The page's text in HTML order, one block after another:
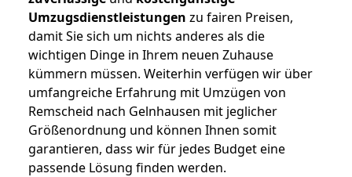
Umzugsdienstleistungen zu fairen Preisen,
damit Sie sich um nichts anderes als die
wichtigen Dinge in Ihrem neuen Zuhause
kümmern müssen. Weiterhin verfügen wir über
umfangreiche Erfahrung mit Umzügen von
Remscheid nach Gelnhausen mit jeglicher
Größenordnung und können Ihnen somit
garantieren, dass wir für jedes Budget eine
passende Lösung finden werden.